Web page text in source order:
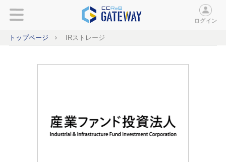
ログイン
トップページ IRストレージ